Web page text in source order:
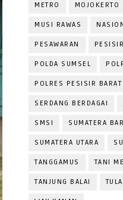
METRO MOJOKERTO
MUSI RAWAS
PESAWARAN
POLDA SUMSEL
POLRES PESISIR BARAT
SERDANG BERDAGAI
SMSI SUMATERA
SUMATERA UTARA
TANGGAMUS TANI
TANJUNG BALAI